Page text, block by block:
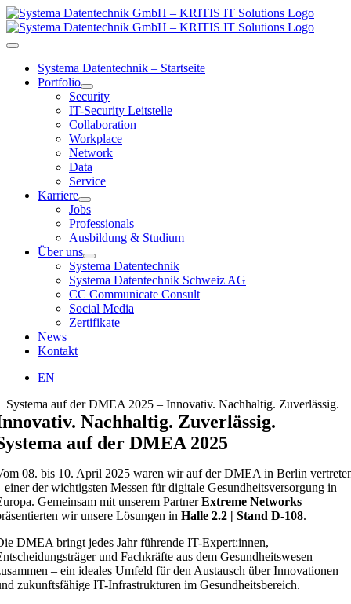
Zum
Inhalt
springen
Toggle
NavigationSystema Datentechnik – Startseite
Portfolio
Security
IT-Security Leitstelle
Collaboration
Workplace
Network
Data
Service
Karriere
Jobs
Professionals
Ausbildung & Studium
Über uns
Systema Datentechnik
Systema Datentechnik Schweiz AG
CC Communicate Consult
Social Media
Zertifikate
News
Kontakt
EN
Systema auf der DMEA 2025 – Innovativ. Nachhaltig. Zuverlässig.
Nachhaltig. Zuverlässig.
auf der DMEA 2025
08. bis 10. April 2025 waren wir auf der DMEA in Berlin
einer der wichtigsten Messen für digitale Gesundheitsversorgung in
Gemeinsam mit unserem PartnerExtreme Networks
wir unsere Lösungen inHalle 2.2 | Stand D-108.
DMEA bringt jedes Jahr führende IT-Expert:innen,
und Fachkräfte aus dem Gesundheitswesen
– ein ideales Umfeld für den Austausch über Innovationen
zukunftsfähige IT-Infrastrukturen im Gesundheitsbereich.